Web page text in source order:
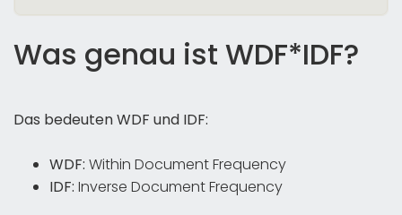
Was genau ist WDF*IDF?
Das bedeuten WDF und IDF:
WDF: Within Document Frequency
IDF: Inverse Document Frequency